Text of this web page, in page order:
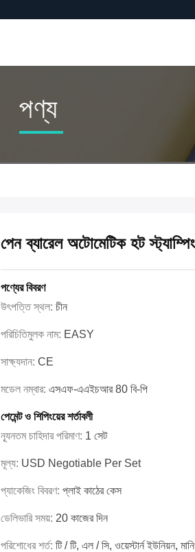
পণ্য
পেন ব্যারেল অটোমেটিক হট
পণ্যের বিবরণ
উৎপত্তি স্থল: চীন
পরিচিতিমুলক নাম: EASY
সাক্ষ্যদান: CE
মডেল নম্বার: এসএফ-এএইচআর 80 বি-পি
পেমেন্ট ও শিপিংয়ের শর্তাবলী
ন্যূনতম চাহিদার পরিমাণ: 1 সেট
মূল্য: USD Negotiable Per Set
প্যাকেজিং বিবরণ: প্লাই কাঠের কেস
ডেলিভারি সময়: 20 কাজের দিন
পরিশোধের শর্ত: টি / টি, এল / সি, ওয়েস্টার্ন ইউনিয়ন,